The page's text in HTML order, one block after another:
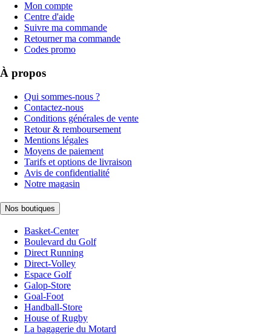
Mon compte
Centre d'aide
Suivre ma commande
Retourner ma commande
Codes promo
À propos
Qui sommes-nous ?
Contactez-nous
Conditions générales de vente
Retour & remboursement
Mentions légales
Moyens de paiement
Tarifs et options de livraison
Avis de confidentialité
Notre magasin
Nos boutiques
Basket-Center
Boulevard du Golf
Direct Running
Direct-Volley
Espace Golf
Galop-Store
Goal-Foot
Handball-Store
House of Rugby
La bagagerie du Motard